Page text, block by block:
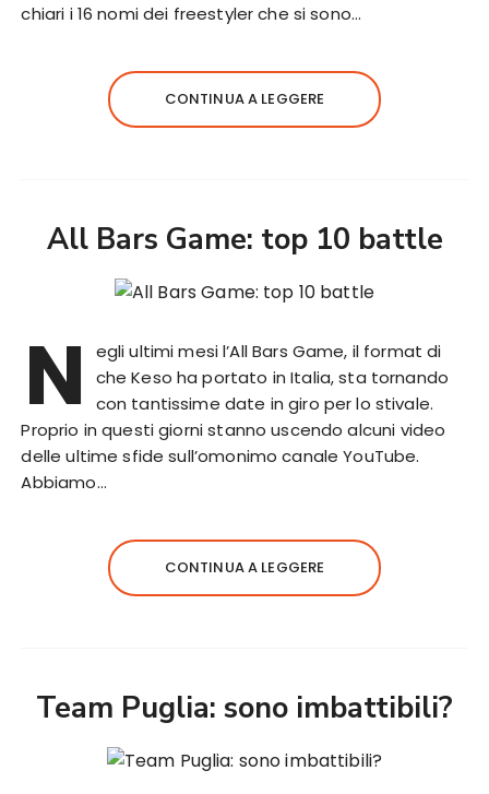
chiari i 16 nomi dei freestyler che si sono…
CONTINUA A LEGGERE
All Bars Game: top 10 battle
N
egli ultimi mesi l’All Bars Game, il format di
che Keso ha portato in Italia, sta tornando
con tantissime date in giro per lo stivale.
Proprio in questi giorni stanno uscendo alcuni video
delle ultime sfide sull’omonimo canale YouTube.
Abbiamo…
CONTINUA A LEGGERE
Team Puglia: sono imbattibili?